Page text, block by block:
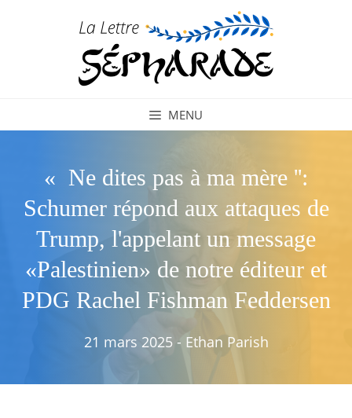
MENU
« Ne dites pas à ma mère '':
Schumer répond aux attaques de
Trump, l'appelant un message
«Palestinien» de notre éditeur et
PDG Rachel Fishman Feddersen
21 mars 2025 - Ethan Parish